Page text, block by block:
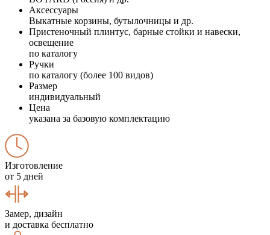
Аксессуары
Выкатные корзины, бутылочницы и др.
Пристеночный плинтус, барные стойки и навески,
освещение
по каталогу
Ручки
по каталогу (более 100 видов)
Размер
индивидуальный
Цена
указана за базовую комплектацию
Изготовление
от 5 дней
Замер, дизайн
и доставка бесплатно